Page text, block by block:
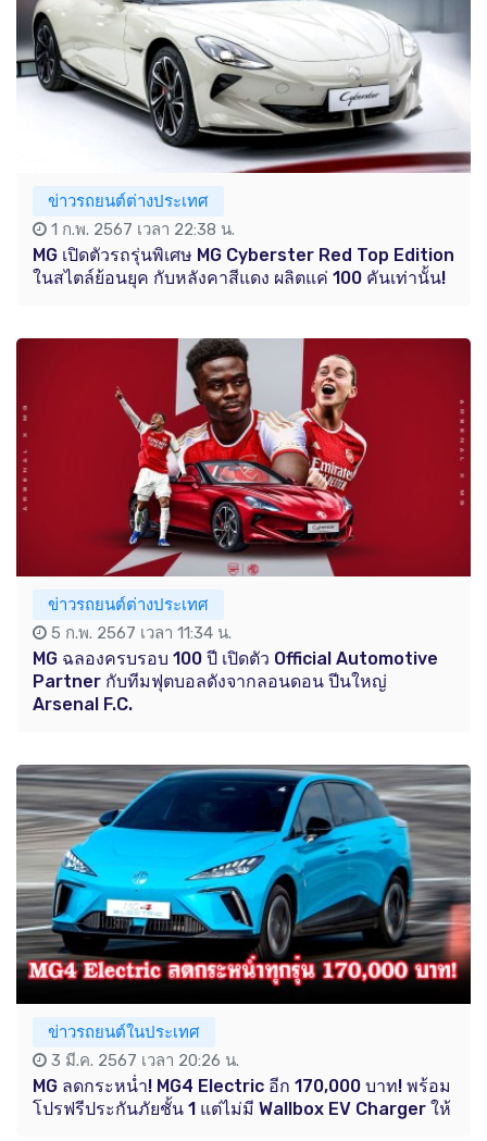
ข่าวรถยนต์ต่างประเทศ
1 ก.พ. 2567 เวลา 22:38 น.
MG เปิดตัวรถรุ่นพิเศษ MG Cyberster Red Top Edition
ในสไตล์ย้อนยุค กับหลังคาสีแดง ผลิตแค่ 100 คันเท่านั้น!
ข่าวรถยนต์ต่างประเทศ
5 ก.พ. 2567 เวลา 11:34 น.
MG ฉลองครบรอบ 100 ปี เปิดตัว Official Automotive
Partner กับทีมฟุตบอลดังจากลอนดอน ปีนใหญ่
Arsenal F.C.
ข่าวรถยนต์ในประเทศ
3 มี.ค. 2567 เวลา 20:26 น.
MG ลดกระหน่ำ! MG4 Electric อีก 170,000 บาท! พร้อม
โปรฟรีประกันภัยชั้น 1 แต่ไม่มี Wallbox EV Charger ให้